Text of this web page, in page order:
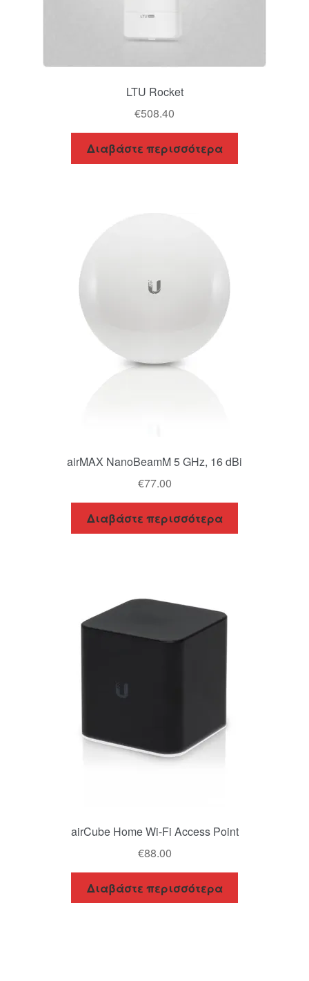
LTU Rocket
€508.40
Διαβάστε περισσότερα
airMAX NanoBeamM 5 GHz, 16 dBi
€77.00
Διαβάστε περισσότερα
airCube Home Wi-Fi Access Point
€88.00
Διαβάστε περισσότερα